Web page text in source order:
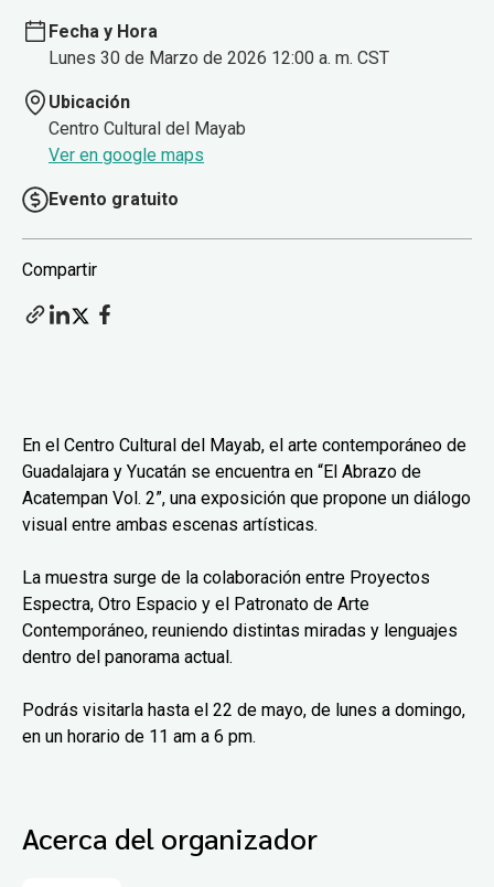
Fecha y Hora
Lunes 30 de Marzo de 2026 12:00 a. m. CST
Ubicación
Centro Cultural del Mayab
Ver en google maps
Evento gratuito
Compartir
En el Centro Cultural del Mayab, el arte contemporáneo de
Guadalajara y Yucatán se encuentra en “El Abrazo de
Acatempan Vol. 2”, una exposición que propone un diálogo
visual entre ambas escenas artísticas.
La muestra surge de la colaboración entre Proyectos
Espectra, Otro Espacio y el Patronato de Arte
Contemporáneo, reuniendo distintas miradas y lenguajes
dentro del panorama actual.
Podrás visitarla hasta el 22 de mayo, de lunes a domingo,
en un horario de 11 am a 6 pm.
Acerca del organizador